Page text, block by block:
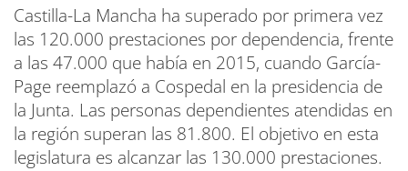
Castilla-La Mancha ha superado por primera vez
las 120.000 prestaciones por dependencia, frente
a las 47.000 que había en 2015, cuando García-
Page reemplazó a Cospedal en la presidencia de
la Junta. Las personas dependientes atendidas en
la región superan las 81.800. El objetivo en esta
legislatura es alcanzar las 130.000 prestaciones.